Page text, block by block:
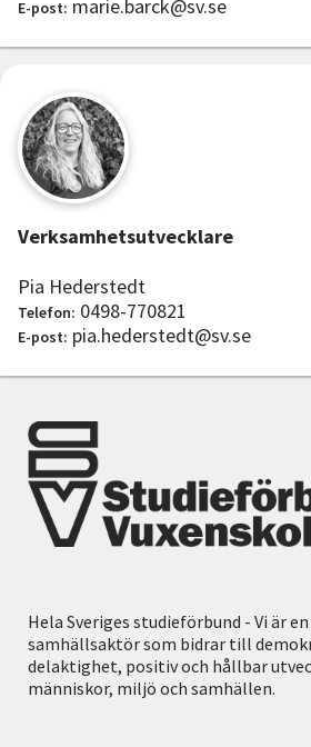
E-post: marie.barck@sv.se
Verksamhetsutvecklare
Pia Hederstedt
Telefon: 0498-770821
E-post: pia.hederstedt@sv.se
Hela Sveriges studieförbund - Vi är
samhällsaktör som bidrar till
delaktighet, positiv och hållbar
människor, miljö och samhällen.